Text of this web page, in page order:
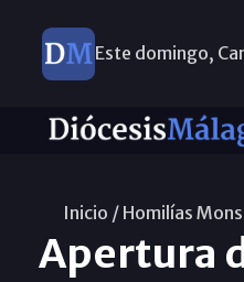
Este domingo,
Inicio / Homilías
Apertura